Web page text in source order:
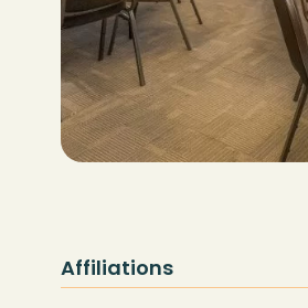
Affiliations